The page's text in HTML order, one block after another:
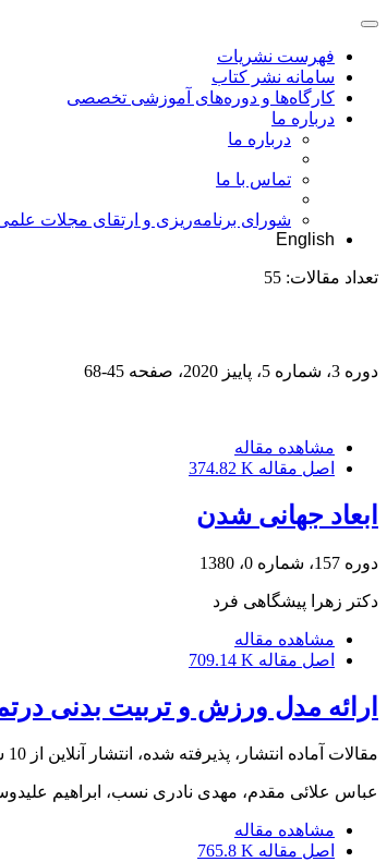
فهرست نشریات
سامانه نشر کتاب
کارگاه‌ها و دوره‌های آموزشی تخصصی
درباره ما
درباره ما
تماس با ما
شورای برنامه‌ریزی و ارتقای مجلات
English
تعداد مقالات: 55
دوره 3، شماره 5، پاییز 2020، صفحه 45-68
مشاهده مقاله
اصل مقاله 374.82 K
ابعاد جهانی شدن
دوره 157، شماره 0، 1380
دکتر زهرا پیشگاهی فرد
مشاهده مقاله
اصل مقاله 709.14 K
ارائه مدل ورزش و تربیت بدنی
مقالات آماده انتشار، پذیرفته شده، انتشار آنلاین از 10 شهریور 1400
عباس علائی مقدم، مهدی نادری نسب، ابراهیم
مشاهده مقاله
اصل مقاله 765.8 K